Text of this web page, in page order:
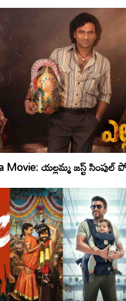
Movie: యల్లమ్మ జస్ట్ సింపుల్